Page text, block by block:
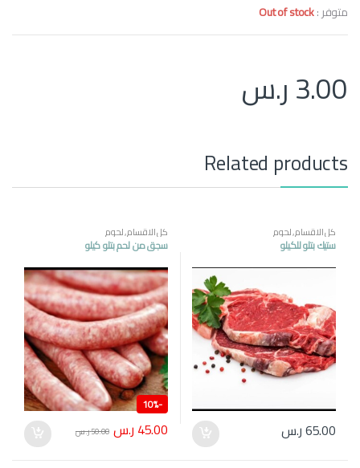
متوفر :Out of stock
3.00ر.س
Related products
كل الاقسام,لحوم
ستيك بتلو للكيلو
65.00ر.س
كل الاقسام,لحوم
سجق من لحم بتلو كيلو
-
10%
45.00 ر.س 50.00ر.س